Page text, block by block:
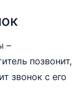
–
позвонит,
звонок с его